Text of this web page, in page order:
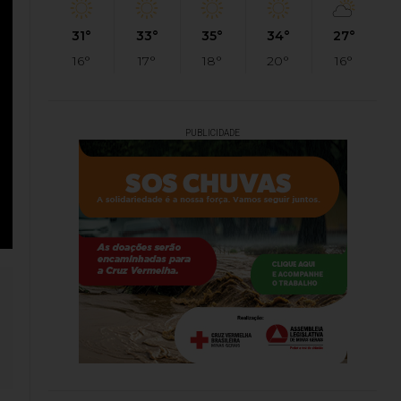
31°
16°
33°
17°
35°
18°
34°
20°
27°
16°
PUBLICIDADE